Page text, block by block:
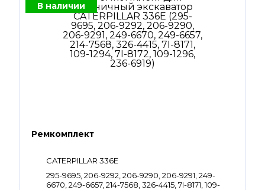
В наличии
Ремкомплект
CATERPILLAR 336E
295-9695, 206-9292, 206-9290, 206-9291, 249-
6670, 249-6657, 214-7568, 326-4415, 7I-8171, 109-